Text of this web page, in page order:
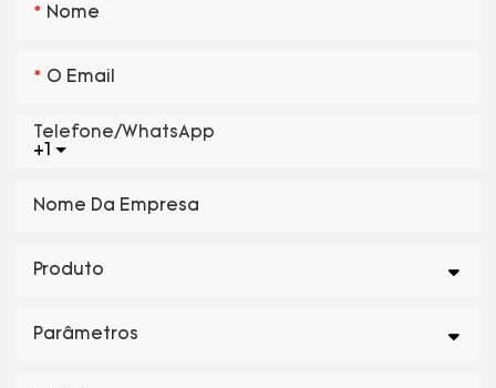
Nome
O Email
+1
Telefone/WhatsApp
Nome Da Empresa
Produto
Parâmetros